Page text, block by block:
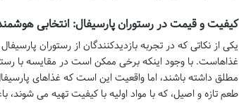
کیفیت و قیمت در رستوران پارسیفال: انتخابی
غذاهاست. با وجود اینکه برخی ممکن است در مقایسه با
مطلق داشته باشند، اما واقعیت این است که غذاهای
طعم تازه و اصیل، که با مواد اولیه با کیفیت تهیه می